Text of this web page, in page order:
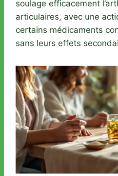
soulage efficacement
articulaires, avec une
certains médicaments
sans leurs effets